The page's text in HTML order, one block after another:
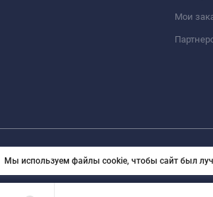
Мои
© 2026 eVape. Все права
Мы используем файлы cookie, чтобы сайт был